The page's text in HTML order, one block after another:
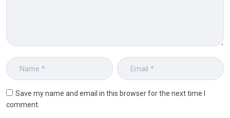
Save my name and email in this browser for the next time I
comment.